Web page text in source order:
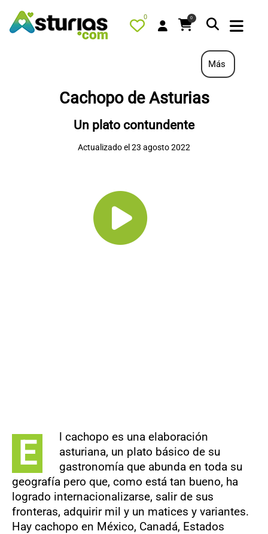
0 0
QUÉ HACER
ALOJAMIENTOS
TURISMO ACTIVO
AGENDA
Más
Cachopo de Asturias
Un plato contundente
Actualizado el 23 agosto 2022
E
l cachopo es una elaboración
asturiana, un plato básico de su
gastronomía que abunda en toda su
geografía pero que, como está tan bueno, ha
logrado internacionalizarse, salir de sus
fronteras, adquirir mil y un matices y variantes.
Hay cachopo en México, Canadá, Estados